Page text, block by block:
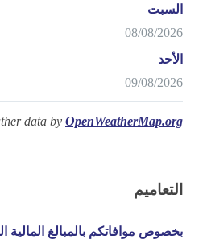
السبت
08/08/2026
الأحد
09/08/2026
data by OpenWeatherMap.org
التعاميم
بخصوص موافاتكم بالمبالغ المالية